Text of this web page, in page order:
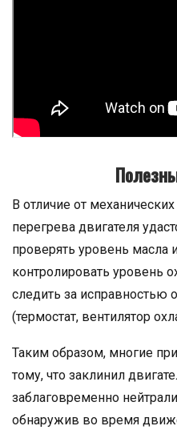
В отличие от
перегрева двигателя
проверять уровень масла
контролировать уровень
следить за исправностью
(термостат, вентилятор
Таким образом, многие
тому, что заклинил
заблаговременно
обнаружив во время